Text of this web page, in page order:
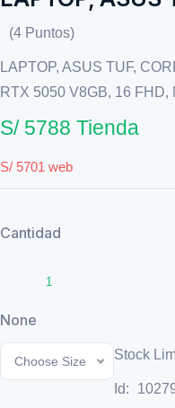
(4 Puntos)
LAPTOP, ASUS TUF,
RTX 5050 V8GB, 16 FHD,
S/ 5788 Tienda
S/ 5701 web
Cantidad
None
Choose Size Stock
Id: